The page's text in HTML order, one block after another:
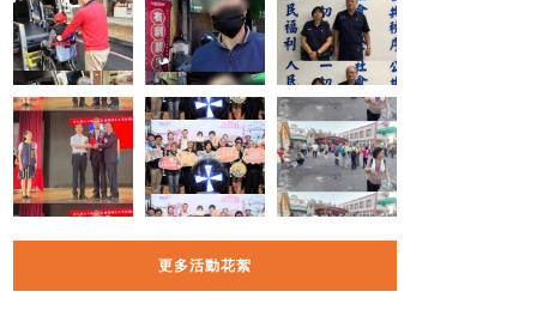
更多活動花絮